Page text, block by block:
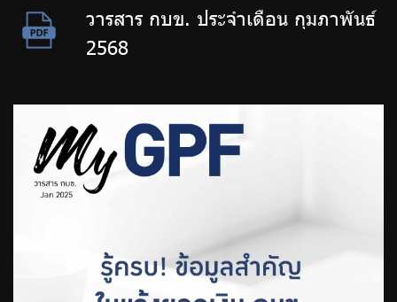
วารสาร กบข. ประจำเดือน กุมภาพันธ์
2568